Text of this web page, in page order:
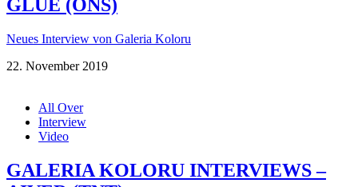
GLUE (ONS)
Neues Interview von Galeria Koloru
22. November 2019
All Over
Interview
Video
GALERIA KOLORU INTERVIEWS –